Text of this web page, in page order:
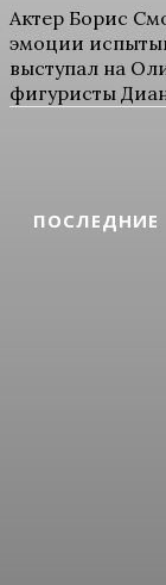
ПОСЛЕДНИЕ
Актер Борис
эмоции
выступал на
фигуристы